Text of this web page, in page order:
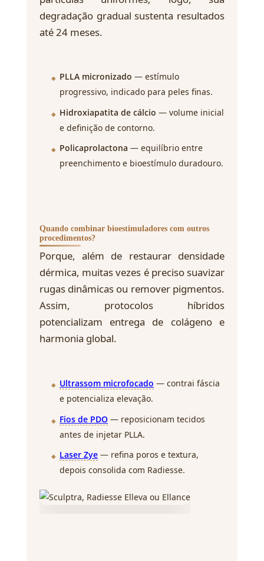
degradação gradual sustenta resultados
até 24 meses.
PLLA micronizado — estímulo
progressivo, indicado para peles finas.
Hidroxiapatita de cálcio — volume inicial
e definição de contorno.
Policaprolactona — equilíbrio entre
preenchimento e bioestímulo duradouro.
Quando combinar bioestimuladores com outros
procedimentos?
Porque, além de restaurar densidade
dérmica, muitas vezes é preciso suavizar
rugas dinâmicas ou remover pigmentos.
Assim, protocolos híbridos
potencializam entrega de colágeno e
harmonia global.
Ultrassom microfocado — contrai fáscia
e potencializa elevação.
Fios de PDO — reposicionam tecidos
antes de injetar PLLA.
Laser Zye — refina poros e textura,
depois consolida com Radiesse.